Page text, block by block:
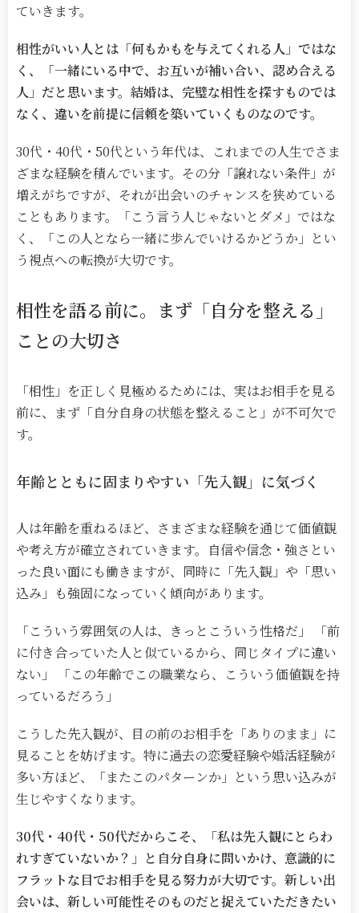
ていきます。
相性がいい人とは「何もかもを与えてくれる人」ではな
く、「一緒にいる中で、お互いが補い合い、認め合える
人」だと思います。結婚は、完璧な相性を探すものでは
なく、違いを前提に信頼を築いていくものなのです。
30代・ 40代・ 50代という年代は、これまでの人生でさま
ざまな経験を積んでいます。その分「譲れない条件」が
増えがちですが、それが出会いのチャンスを狭めている
こともあります。「こう言う人じゃないとダメ」ではな
く、「この人となら一緒に歩んでいけるかどうか」とい
う視点への転換が大切です。
相性を語る前に。 まず「自分を整える」
ことの大切さ
「相性」を正しく見極めるためには、実はお相手を見る
前に、まず「自分自身の状態を整えること」が不可欠で
す。
年齢とともに固まりやすい「先入観」に気づく
人は年齢を重ねるほど、さまざまな経験を通じて価値観
や考え方が確立されていきます。自信や信念・強さとい
った良い面にも働きますが、同時に「先入観」や「思い
込み」も強固になっていく傾向があります。
「こういう雰囲気の人は、きっとこういう性格だ」 「前
に付き合っていた人と似ているから、同じタイプに違い
ない」 「この年齢でこの職業なら、こういう価値観を持
っているだろう」
こうした先入観が、目の前のお相手を「ありのまま」に
見ることを妨げます。特に過去の恋愛経験や婚活経験が
多い方ほど、「またこのパターンか」という思い込みが
生じやすくなります。
30代・40代・50代だからこそ、「私は先入観にとらわ
れすぎていないか？」と自分自身に問いかけ、意識的に
フラットな目でお相手を見る努力が大切です。新しい出
会いは、新しい可能性そのものだと捉えていただきたい